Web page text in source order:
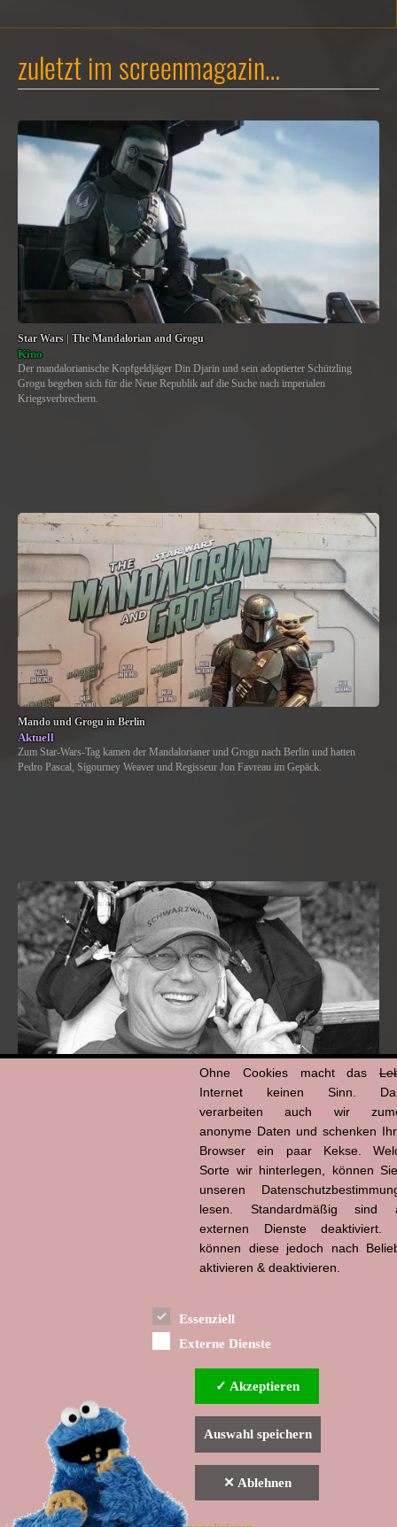
zuletzt im screenmagazin…
Star Wars | The Mandalorian and Grogu
Kino
Der mandalorianische Kopfgeldjäger Din Djarin und sein adoptierter Schützling
Grogu begeben sich für die Neue Republik auf die Suche nach imperialen
Kriegsverbrechern.
Mando und Grogu in Berlin
Aktuell
Zum Star-Wars-Tag kamen der Mandalorianer und Grogu nach Berlin und hatten
Pedro Pascal, Sigourney Weaver und Regisseur Jon Favreau im Gepäck.
▲ nach oben Indexverzeichnis
Haftungsausschluss
Ohne Cookies macht das
Internet keinen Sinn.
verarbeiten auch wir
anonyme Daten und schenken
Browser ein paar Kekse.
Sorte wir hinterlegen, können
unseren
lesen. Standardmäßig sind
externen Dienste deaktiviert.
können diese jedoch nach
aktivieren & deaktivieren.
Essenziell
Externe Dienste
✓ Akzeptieren
Auswahl speichern
✕ Ablehnen